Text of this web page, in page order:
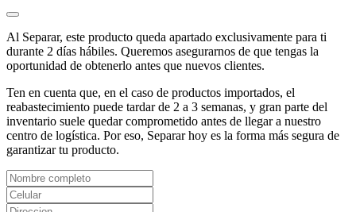
Al Separar, este producto queda apartado exclusivamente para ti
durante 2 días hábiles. Queremos asegurarnos de que tengas la
oportunidad de obtenerlo antes que nuevos clientes.
Ten en cuenta que, en el caso de productos importados, el
reabastecimiento puede tardar de 2 a 3 semanas, y gran parte del
inventario suele quedar comprometido antes de llegar a nuestro
centro de logística. Por eso, Separar hoy es la forma más segura de
garantizar tu producto.